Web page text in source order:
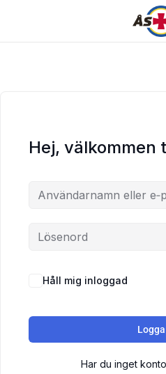
Hej, välkommen
Håll mig inloggad
Har du inget